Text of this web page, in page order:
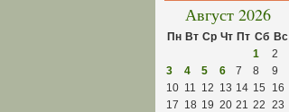
Август 2026
Пн Вт Ср Чт Пт Сб Вс
1
2
3
4 5 6 7 8
9
10 11 12 13 14 15
16
17 18 19 20 21 22 23